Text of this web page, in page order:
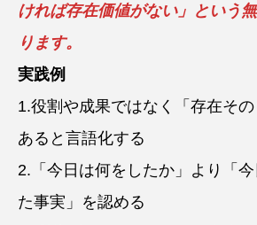
ければ存在価値がない」という
ります。
実践例
1.役割や成果ではなく「存在そ
あると言語化する
2.「今日は何をしたか」より「今
た事実」を認める